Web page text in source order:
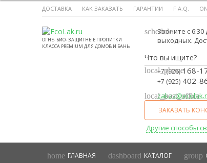
ДОСТАВКА КАК ЗАКАЗАТЬ ГАРАНТИИ F.A.Q.
ОГНЕ- БИО- ЗАЩИТНЫЕ ПРОПИТКИ
КЛАССА PREMIUM ДЛЯ ДОМОВ И БАНЬ
schedule
Звоните с 6:30
выходных.
local_phone
+7 (926)168-
+7 (925) 402-
local_post_office
ЗАКАЗАТЬ
Другие способы
home ГЛАВНАЯ dashboard КАТАЛОГ group